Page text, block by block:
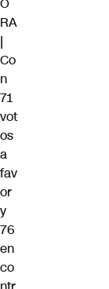
RA
|
Co
n
71
vot
os
a
fav
or
y
76
en
co